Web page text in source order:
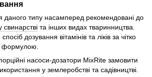
даного типу насамперед рекомендовані до
свинарстві та інших видах тваринництва.
дозування вітамінів та ліків за чітко
формулою.
насоси-дозатори MixRite замовити
у землеробстві та садівництві.